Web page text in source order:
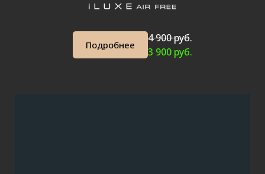
Подробнее
4 900 руб.
3 900 руб.